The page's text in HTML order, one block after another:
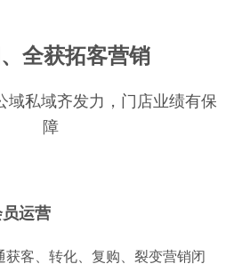
、全获拓客营销
域私域齐发力，门店业绩有保
障
运营
获客、转化、复购、裂变营销闭